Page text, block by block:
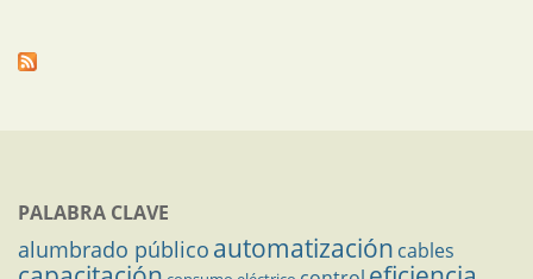
PALABRA CLAVE
alumbrado público automatización cables